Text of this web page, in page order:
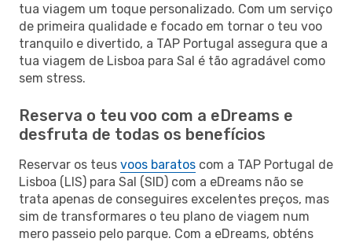
tua viagem um toque personalizado. Com um serviço
de primeira qualidade e focado em tornar o teu voo
tranquilo e divertido, a TAP Portugal assegura que a
tua viagem de Lisboa para Sal é tão agradável como
sem stress.
Reserva o teu voo com a eDreams e
desfruta de todas os benefícios
Reservar os teus voos baratos com a TAP Portugal de
Lisboa (LIS) para Sal (SID) com a eDreams não se
trata apenas de conseguires excelentes preços, mas
sim de transformares o teu plano de viagem num
mero passeio pelo parque. Com a eDreams, obténs